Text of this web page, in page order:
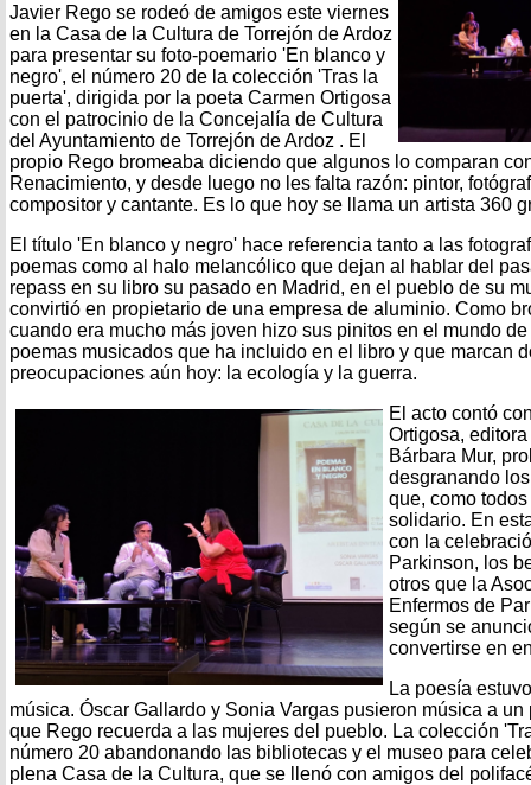
Javier Rego se rodeó de amigos este viernes
en la Casa de la Cultura de Torrejón de Ardoz
para presentar su foto-poemario 'En blanco y
negro', el número 20 de la colección 'Tras la
puerta', dirigida por la poeta Carmen Ortigosa
con el patrocinio de la Concejalía de Cultura
del Ayuntamiento de Torrejón de Ardoz . El
propio Rego bromeaba diciendo que algunos lo comparan
Renacimiento, y desde luego no les falta razón: pintor,
compositor y cantante. Es lo que hoy se llama un artista 360
El título 'En blanco y negro' hace referencia tanto a las
poemas como al halo melancólico que dejan al hablar del
repass en su libro su pasado en Madrid, en el pueblo de su
convirtió en propietario de una empresa de aluminio. Como
cuando era mucho más joven hizo sus pinitos en el mundo
poemas musicados que ha incluido en el libro y que marcan
preocupaciones aún hoy: la ecología y la guerra.
El acto contó
Ortigosa,
Bárbara Mur,
desgranando
que, como
solidario. En
con la
Parkinson, los
otros que la
Enfermos de
según se
convertirse en
La poesía
música. Óscar Gallardo y Sonia Vargas pusieron música a
que Rego recuerda a las mujeres del pueblo. La colección
número 20 abandonando las bibliotecas y el museo para
plena Casa de la Cultura, que se llenó con amigos del